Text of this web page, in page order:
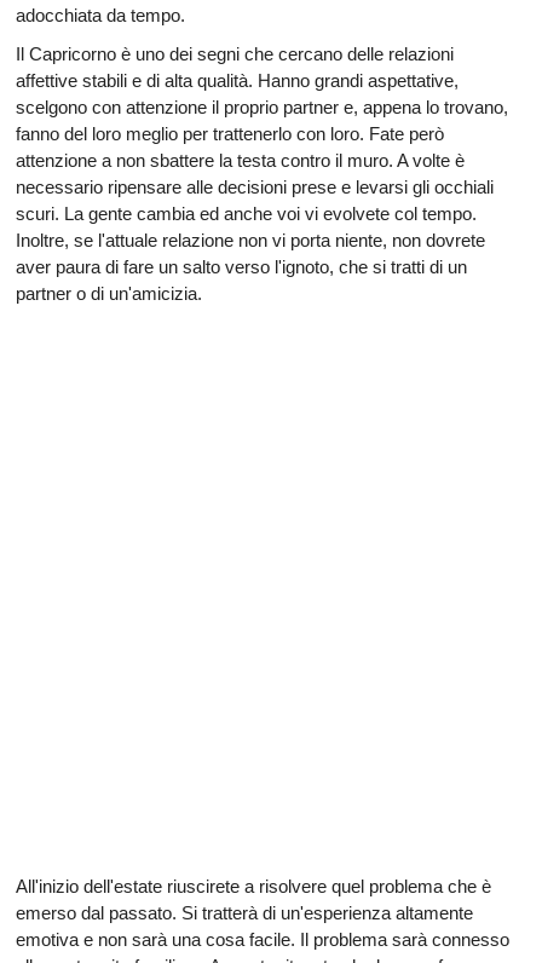
adocchiata da tempo.
Il Capricorno è uno dei segni che cercano delle relazioni
affettive stabili e di alta qualità. Hanno grandi aspettative,
scelgono con attenzione il proprio partner e, appena lo trovano,
fanno del loro meglio per trattenerlo con loro. Fate però
attenzione a non sbattere la testa contro il muro. A volte è
necessario ripensare alle decisioni prese e levarsi gli occhiali
scuri. La gente cambia ed anche voi vi evolvete col tempo.
Inoltre, se l'attuale relazione non vi porta niente, non dovrete
aver paura di fare un salto verso l'ignoto, che si tratti di un
partner o di un'amicizia.
All'inizio dell'estate riuscirete a risolvere quel problema che è
emerso dal passato. Si tratterà di un'esperienza altamente
emotiva e non sarà una cosa facile. Il problema sarà connesso